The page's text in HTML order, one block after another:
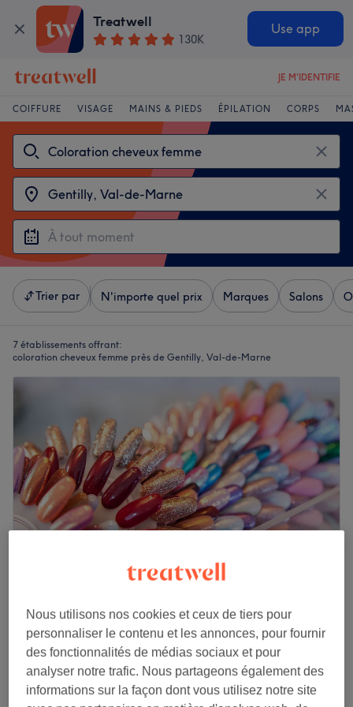
Treatwell
130K
Use app
JE M'IDENTIFIE
COIFFURE VISAGE MAINS & PIEDS ÉPILATION CORPS
Trier par N'importe quel prix Marques Salons
7 établissements offrant:
coloration cheveux femme près de Gentilly, Val-de-Marne
3,7
13 avis
Arcueil, Val-de-Marne
Montrer sur la carte
Coloration racine et brushing
1 h 45 min - 2 h
à partir de 30 €
Nous utilisons nos cookies et ceux de tiers pour
personnaliser le contenu et les annonces, pour fournir
des fonctionnalités de médias sociaux et pour
analyser notre trafic. Nous partageons également des
informations sur la façon dont vous utilisez notre site